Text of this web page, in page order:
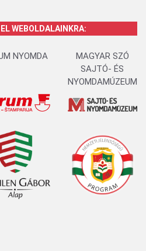
WEBOLDALAINKRA:
NYOMDA
MAGYAR SZÓ
SAJTÓ- ÉS
NYOMDAMÚZEUM